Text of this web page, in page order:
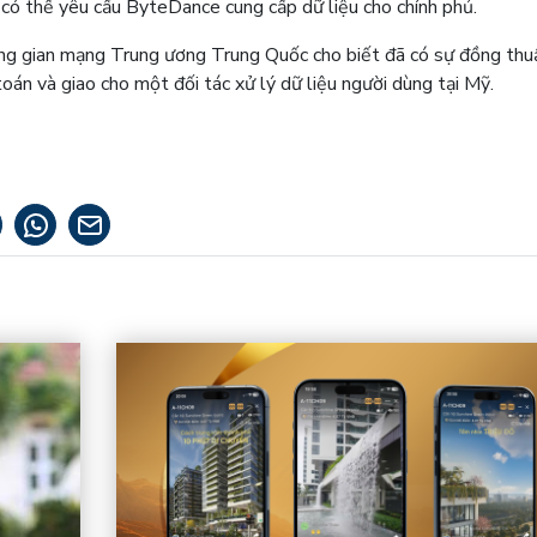
thể yêu cầu ByteDance cung cấp dữ liệu cho chính phủ.
gian mạng Trung ương Trung Quốc cho biết đã có sự đồng
và giao cho một đối tác xử lý dữ liệu người dùng tại Mỹ.